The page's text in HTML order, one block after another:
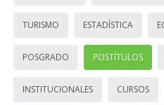
TURISMO ESTADÍSTICA
POSGRADO POSTÍTULOS
INSTITUCIONALES CURSOS